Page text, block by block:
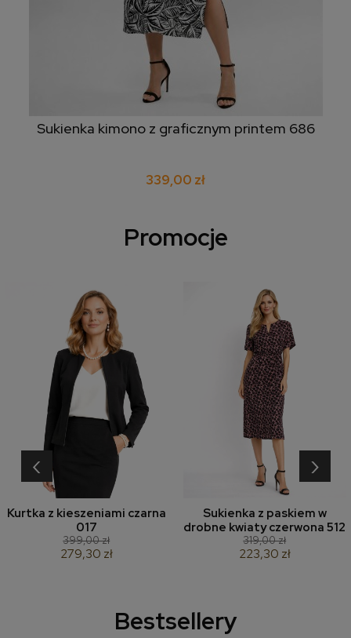
Sukienka kimono z graficznym printem 686
339,00 zł
Promocje
Kurtka z kieszeniami czarna
017
399,00 zł
279,30 zł
Sukienka z paskiem w
drobne kwiaty czerwona 512
319,00 zł
223,30 zł
‹ ›
Bestsellery